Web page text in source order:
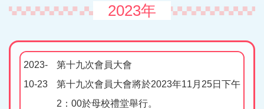
2023年
2023-
10-23
第十九次會員大會
第十九次會員大會將於2023年11月25日下午
2：00於母校禮堂舉行。